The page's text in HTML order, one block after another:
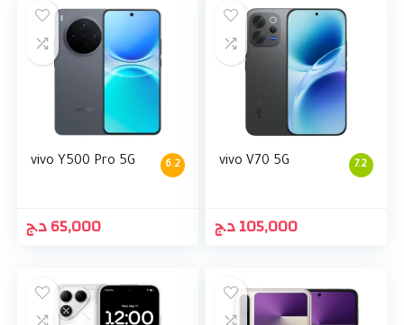
6.2
vivo Y500 Pro 5G
65,000د.ج
7.2
vivo V70 5G
105,000د.ج